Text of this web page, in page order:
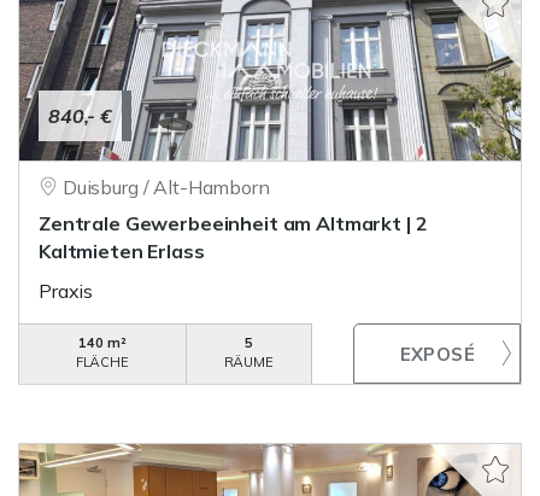
840,- €
Duisburg / Alt-Hamborn
Zentrale Gewerbeeinheit am Altmarkt | 2
Kaltmieten Erlass
Praxis
140 m²
FLÄCHE
5
RÄUME